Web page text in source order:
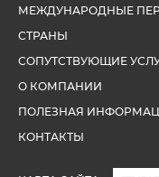
МЕЖДУНАРОДНЫЕ
СТРАНЫ
СОПУТСТВУЮЩИЕ
О КОМПАНИИ
ПОЛЕЗНАЯ
КОНТАКТЫ